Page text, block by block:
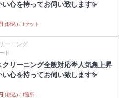
い心を持ってお伺い致します✨
円 (税込) / 1セット
ーニング
ド
クリーニング全般対応🌟人気急上昇
い心を持ってお伺い致します✨
円 (税込) / 1箇所